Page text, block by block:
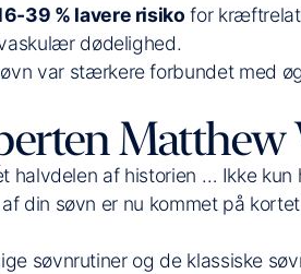
39 % lavere risiko for
dødelighed.
var stærkere forbundet med
Matthew
halvdelen af historien … Ikke
din søvn er nu kommet på
søvnrutiner og de klassiske